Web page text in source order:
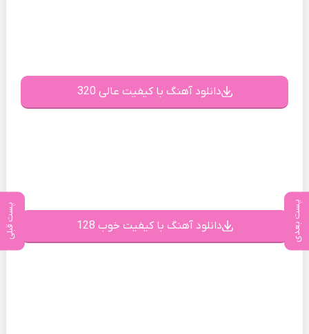
پست بعدی پست قبلی
دانلود آهنگ با کیفیت عالی 320
دانلود آهنگ با کیفیت خوب 128